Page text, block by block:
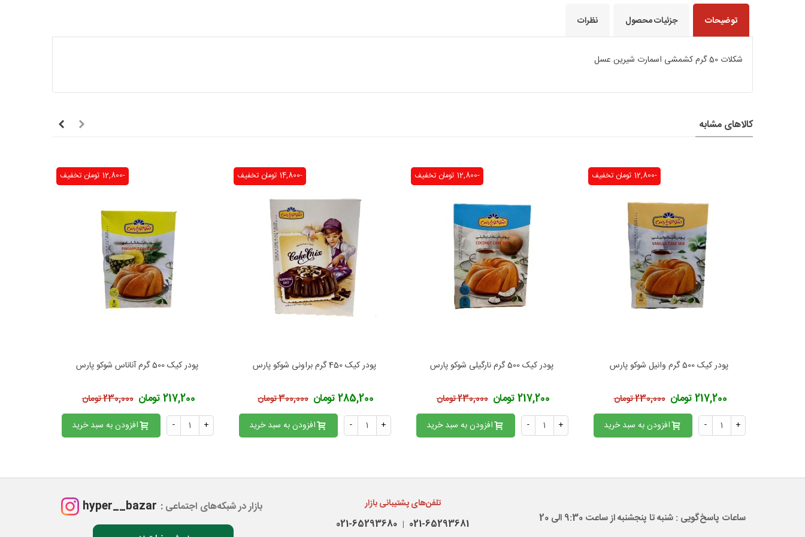
توضیحات جزئیات محصول نظرات
شکلات 50 گرم کشمشی اسمارت شیرین عسل
کالاهای مشابه
تخفیف -12,800 تومان
افزودن به محبوب‌هاپودر کیک 500 گرم وانیل شوکو پارس
217,200 تومان 230,000 تومان
- + افزودن به سبد خرید
تخفیف -12,800 تومان
افزودن به محبوب‌هاپودر کیک 500 گرم نارگیلی شوکو پارس
217,200 تومان 230,000 تومان
- + افزودن به سبد خرید
تخفیف -14,800 تومان
افزودن به محبوب‌هاپودر کیک 450 گرم براونی شوکو پارس
285,200 تومان 300,000 تومان
- + افزودن به سبد خرید
تخفیف -12,800 تومان
افزودن به محبوب‌هاپودر کیک 500 گرم آناناس شوکو پارس
217,200 تومان 230,000 تومان
- + افزودن به سبد خرید
ساعات پاسخ‌گویی : شنبه تا پنجشنبه از ساعت 9:30 الی 20
تلفن‌های پشتیبانی بازار
021-65293681
|
021-65293680
بازار در شبکه‌های اجتماعی : hyper__bazar